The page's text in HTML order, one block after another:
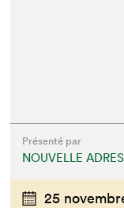
Présenté par
NOUVELLE
25